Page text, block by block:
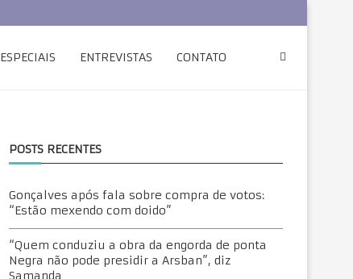
ESPECIAIS ENTREVISTAS CONTATO
POSTS RECENTES
Gonçalves após fala sobre compra de votos:
“Estão mexendo com doido”
“Quem conduziu a obra da engorda de ponta
Negra não pode presidir a Arsban”, diz
Samanda